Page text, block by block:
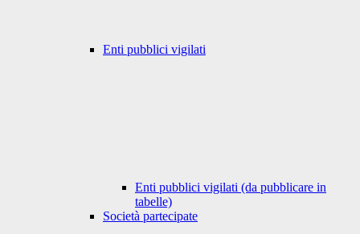
Enti pubblici vigilati
Enti pubblici vigilati (da pubblicare in
tabelle)
Società partecipate